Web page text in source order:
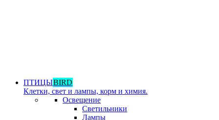
ПТИЦЫBIRD
Клетки, свет и лампы, корм и химия.
Освещение
Светильники
Лампы